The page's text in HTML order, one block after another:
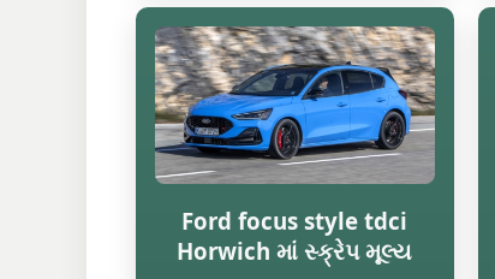
Ford focus style tdci
Horwich માં સ્ક્રેપ મૂલ્ય